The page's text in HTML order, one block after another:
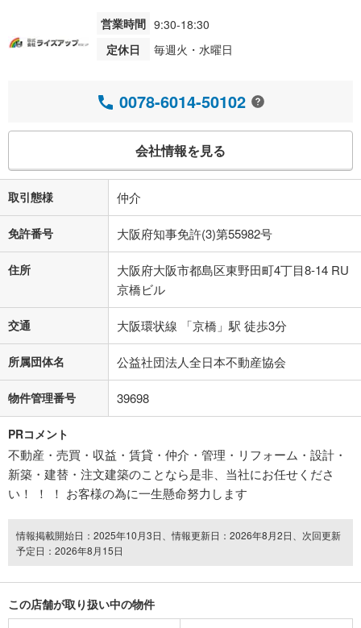
営業時間 9:30-18:30
定休日
毎週火・水曜日
0078-6014-50102
会社情報を見る
取引態様 仲介
免許番号 大阪府知事免許(3)第55982号
住所
大阪府大阪市都島区東野田町4丁目8-14 RU
京橋ビル
交通 大阪環状線 「京橋」駅 徒歩3分
所属団体名 公益社団法人全日本不動産協会
物件管理番号 39698
PRコメント
不動産・売買・収益・賃貸・仲介・管理・リフォーム・設計・
新築・建替・注文建築のことなら是非、当社にお任せくださ
い！ ！ ！ お客様の為に一生懸命努力します
情報掲載開始日：2025年10月3日、情報更新日：2026年8月2日、次回更新
予定日：2026年8月15日
この店舗が取り扱い中の物件